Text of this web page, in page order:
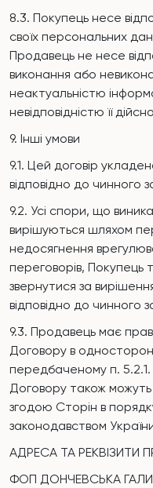
8.3. Покупець несе
своїх персональних
Продавець не несе
виконання або
неактуальністю
невідповідністю її
9. Інші умови
9.1. Цей договір
відповідно до чинного
9.2. Усі спори, що
вирішуються шляхом
недосягнення
переговорів,
звернутися за
відповідно до чинного
9.3. Продавець має
Договору в
передбаченому п. 5.2.1.
Договору також
згодою Сторін в
законодавством
АДРЕСА ТА РЕКВІЗИТИ
ФОП ДОНЧЕВСЬКА